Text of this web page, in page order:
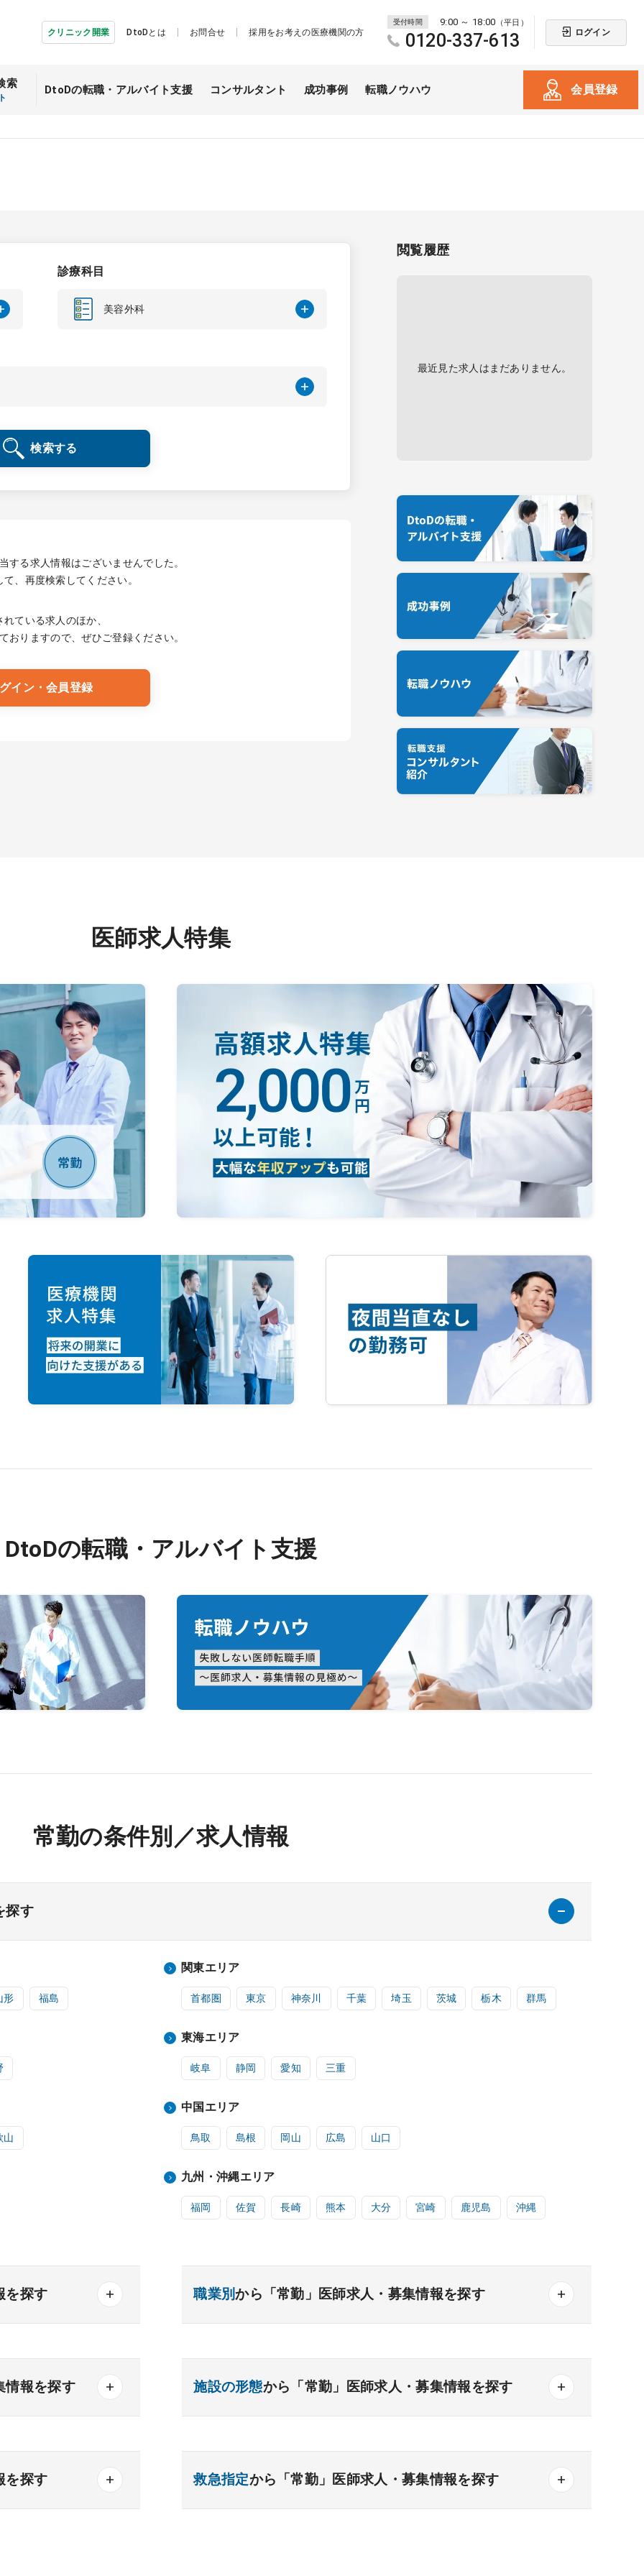
クリニック開業 DtoDとは お問合せ 採用をお考えの医療機関の方
受付時間 9:00 ～ 18:00 （平日）
0120-337-613 ログイン
索 DtoDの転職・ アルバイト支援 コンサルタント 成功事例 転職ノウハウ 会員登録
診療科目
美容外科
検索する
する求人情報はございませんでした。
、再度検索してください。
れている求人のほか、
おりますので、ぜひご登録ください。
イン・会員登録
閲覧履歴
最近見た求人はまだありません。
医師求人特集
DtoDの転職・アルバイト支援
常勤の条件別／求人情報
探す
形 福島
関東エリア
首都圏 東京 神奈川 千葉 埼玉 茨城 栃木 群馬
東海エリア
岐阜 静岡 愛知 三重
山
中国エリア
鳥取 島根 岡山 広島 山口
九州・沖縄エリア
福岡 佐賀 長崎 熊本 大分 宮崎 鹿児島 沖縄
を探す
内科 内分泌内科
科 老人内科
器外科
職業別から「常勤」医師求人・募集情報を探す
情報を探す 施設の形態から「常勤」医師求人・募集情報を探す
を探す 救急指定から「常勤」医師求人・募集情報を探す